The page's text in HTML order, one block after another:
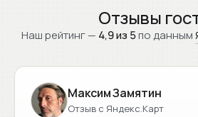
Отзывы
Наш рейтинг — 4,9 из 5по данным
Максим Замятин
Отзыв с Яндекс.Карт